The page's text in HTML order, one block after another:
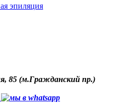
эпиляция
85 (м.Гражданский пр.)